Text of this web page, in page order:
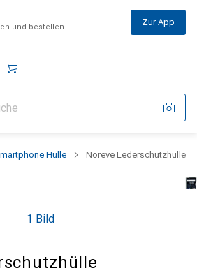
und bestellen Zur App
Hülle Noreve Lederschutzhülle
1 Bild